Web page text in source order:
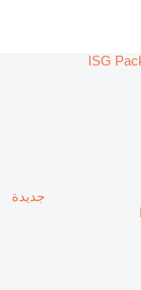
جديدة